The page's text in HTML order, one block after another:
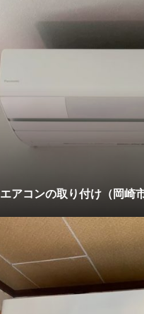
エアコンの取り付け（岡崎